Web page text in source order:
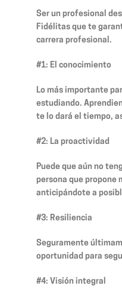
Ser un profesional
Fidélitas que te
carrera profesional.
#1: El conocimiento
Lo más importante
estudiando.
te lo dará el tiempo,
#2: La proactividad
Puede que aún no
persona que propone
anticipándote a
#3: Resiliencia
Seguramente
oportunidad para
#4: Visión integral